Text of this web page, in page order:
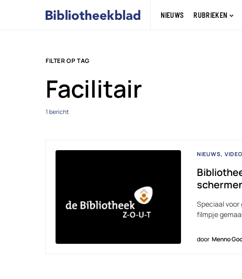
NIEUWS RUBRIEKEN
FILTER OP TAG
Facilitair
1 bericht
NIEUWS VIDEO
Speciaal
filmpje
door Menno